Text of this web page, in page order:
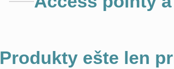
Produkty ešte len